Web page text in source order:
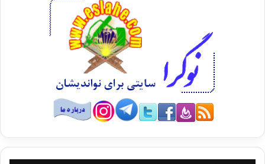
در مکاتب غیر اسلامی هم شخصیت های ماندگاری بوده اند که در اثر
مناعت طبع و اپس از اثبات اینکه اسیر شکم شان نبودند توانستند به
عنوان رهبرانی فرزانه و موفق خود را به نمایش بگذارند.
از لحاظ سیاسی نیز ریشه تمام ناکامی ها عبارت است از وابستگی
به این و آن که مدرسه روزه به نیکی دانش پژوهانش را از این باب
آموزش داده و ساپورت می نماید.
خشنودی خدا و تلاش جهت نیل به آن درسی است که در مدرسه